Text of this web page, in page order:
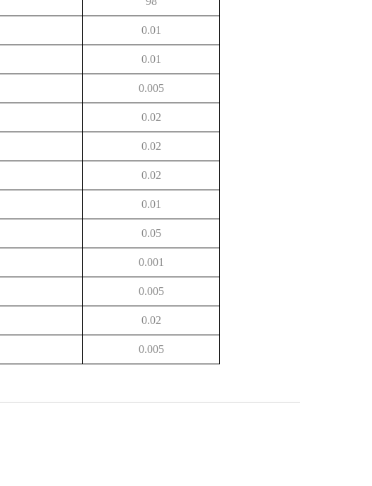
0.01
0.01
0.005
0.02
0.02
0.02
0.01
0.05
0.001
0.005
0.02
0.005